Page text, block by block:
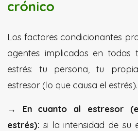
crónico
Los factores condicionantes
agentes implicados en todas
estrés: tu persona, tu
estresor (lo que causa el estrés).
→ En cuanto al estresor
estrés): si la intensidad de su